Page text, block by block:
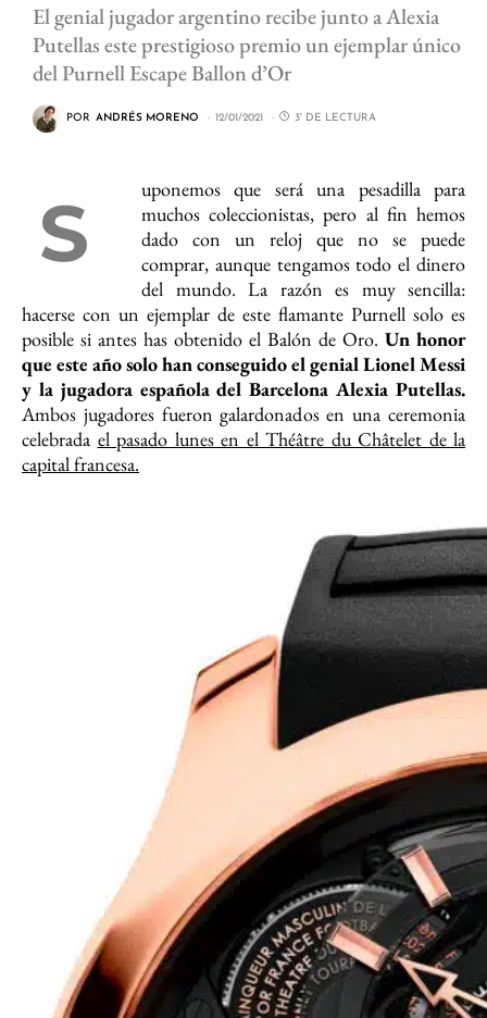
El genial jugador argentino recibe junto a Alexia
Putellas este prestigioso premio un ejemplar único
del Purnell Escape Ballon d’Or
POR ANDRÉS MORENO 12/01/2021 3' DE LECTURA
S
uponemos que será una pesadilla para
muchos coleccionistas, pero al fin hemos
dado con un reloj que no se puede
comprar, aunque tengamos todo el dinero
del mundo. La razón es muy sencilla:
hacerse con un ejemplar de este flamante Purnell solo es
posible si antes has obtenido el Balón de Oro. Un honor
que este año solo han conseguido el genial Lionel Messi
y la jugadora española del Barcelona Alexia Putellas.
Ambos jugadores fueron galardonados en una ceremonia
celebrada el pasado lunes en el Théâtre du Châtelet de la
capital francesa.